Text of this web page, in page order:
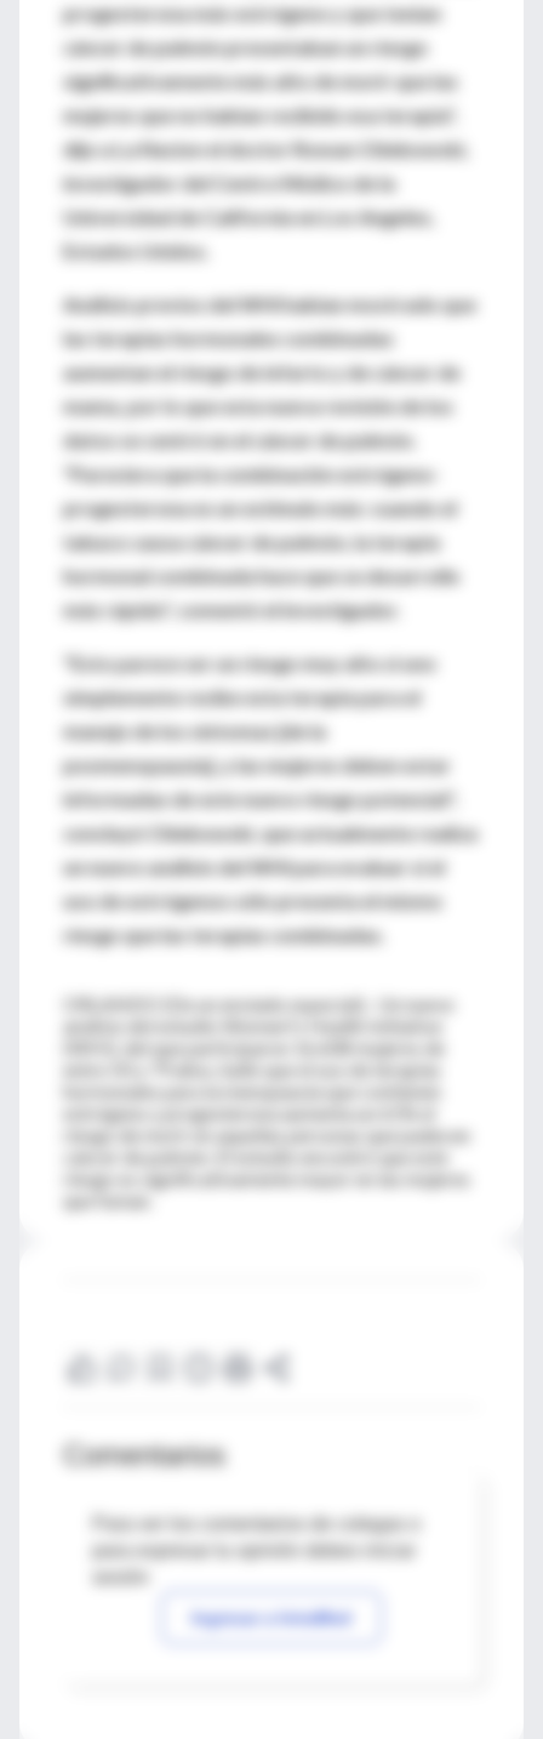
progesterona más estrógeno y que tenían
cáncer de pulmón presentaban un riesgo
significativamente más alto de morir que las
mujeres que no habían recibido esa terapia",
dijo a La Nacion el doctor Rowan Chlebowski,
investigador del Centro Médico de la
Universidad de California en Los Angeles,
Estados Unidos.
Análisis previos del WHI habían mostrado que
las terapias hormonales combinadas
aumentan el riesgo de infarto y de cáncer de
mama, por lo que esta nueva revisión de los
datos se centró en el cáncer de pulmón.
"Pareciera que la combinación estrógeno-
progesterona es un estímulo más: cuando el
tabaco causa cáncer de pulmón, la terapia
hormonal combinada hace que se desarrolle
más rápido", comentó el investigador.
"Esto parece ser un riesgo muy alto si uno
simplemente recibe esta terapia para el
manejo de los síntomas [de la
posmenopausia], y las mujeres deben estar
informadas de este nuevo riesgo potencial",
concluyó Chlebowski, que actualmente realiza
un nuevo análisis del WHI para evaluar si el
uso de estrógenos sólo presenta el mismo
riesgo que las terapias combinadas.
ORLANDO (De un enviado especial).- Un nuevo
estrógeno y progesterona aumenta un 61% el
riesgo de morir en aquellas personas que padecen
riesgo es significativamente mayor en las mujeres
Comentarios
Para ver los comentarios de colegas o
Ingresar a IntraMed